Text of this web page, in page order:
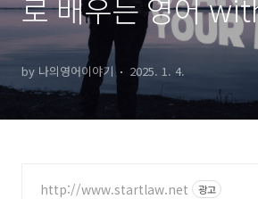
로 배우는 영어
석 발음 총정리
by 나의영어이야기 2025. 1. 4.
http://www.startlaw.net 광고